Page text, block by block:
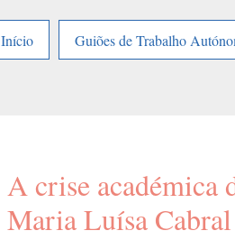
Início
Guiões de Trabalho
A crise académica
Maria Luísa Cabral